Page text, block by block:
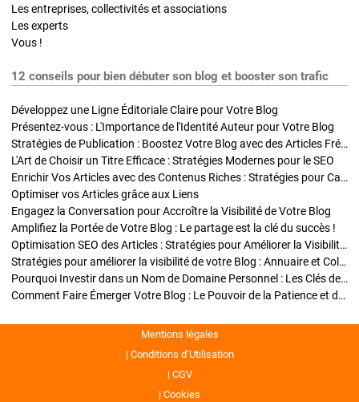
Les entreprises, collectivités et associations
Les experts
Vous !
12 conseils pour bien débuter son blog et booster son trafic
Développez une Ligne Éditoriale Claire pour Votre Blog
Présentez-vous : L'Importance de l'Identité Auteur pour Votre Blog
Stratégies de Publication : Boostez Votre Blog avec des Articles Fréquents et Exclusifs
L'Art de Choisir un Titre Efficace : Stratégies Modernes pour le SEO
Enrichir Vos Articles avec des Contenus Riches : Stratégies pour Captiver et Optimiser
Optimiser vos Articles grâce aux Liens
Engagez la Conversation pour Accroître la Visibilité de Votre Blog
Amplifiez la Portée de Votre Blog : Le partage est la clé du succès !
Optimisation SEO des Articles : Stratégies pour Améliorer la Visibilité de Votre Blog
Stratégies pour améliorer la visibilité de votre Blog : Annuaire et Collaborations
Pourquoi Investir dans un Nom de Domaine Personnel : Les Clés de la Réussite de Votre Blog
Comment Faire Émerger Votre Blog : Le Pouvoir de la Patience et de la Persévérance
Mentions légales
Conditions d’Utilisation
CGV
Cookies